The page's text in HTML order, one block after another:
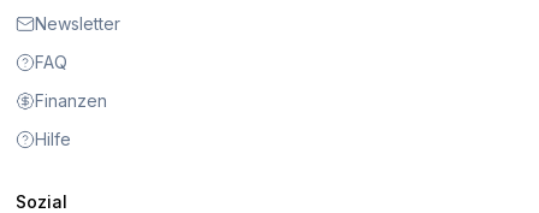
Newsletter
FAQ
Finanzen
Hilfe
Sozial